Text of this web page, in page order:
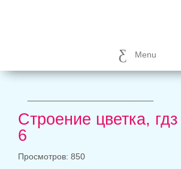
Menu
Строение цветка,
6
Просмотров: 850